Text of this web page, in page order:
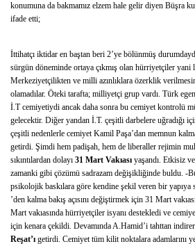
konumuna da bakmamız elzem hale gelir diyen Büşra
ifade etti;
İttihatçı iktidar en baştan beri 2’ye bölünmüş
sürgün döneminde ortaya çıkmış olan hürriyetçiler yani
Merkeziyetçilikten ve milli azınlıklara özerklik
olamadılar. Öteki tarafta; milliyetçi grup vardı. Türk
İ.T cemiyetiydi ancak daha sonra bu cemiyet kontrolü
gelecektir. Diğer yandan İ.T. çeşitli darbelere uğradığı
çeşitli nedenlerle cemiyet Kamil Paşa’dan memnun
getirdi. Şimdi hem padişah, hem de liberaller rejimin
sıkıntılardan dolayı 31 Mart Vakıası yaşandı. Etkisiz
zamanki gibi çözümü sadrazam değişikliğinde buldu. -
psikolojik baskılara göre kendine şekil veren bir
’den kalma bakış açısını değiştirmek için 31 Mart
Mart vakıasında hürriyetçiler isyanı destekledi ve
için kenara çekildi. Devamında A.Hamid’i tahttan
Reşat’ı getirdi. Cemiyet tüm kilit noktalara adamlarını